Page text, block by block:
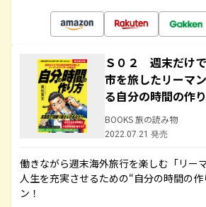
Ｓ０２ 週末だけ
市を旅したリーマ
る自分の時間の作
BOOKS 旅の読み物
2022.07.21 発売
働きながら週末海外旅行を楽しむ「リー
人生を充実させるための“自分の時間の
ン！